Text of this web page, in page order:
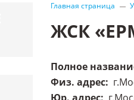
Главная страница
ЖСК
Полное
Физ. адрес: